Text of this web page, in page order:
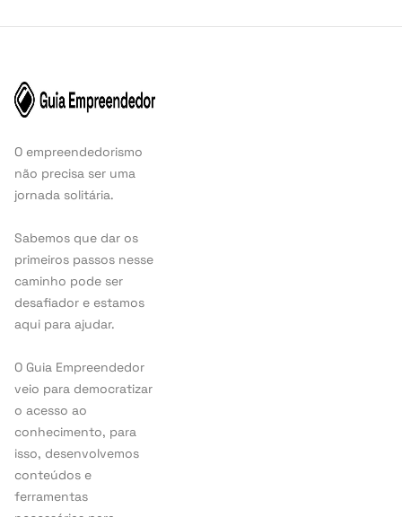
O empreendedorismo
não precisa ser uma
jornada solitária.
Sabemos que dar os
primeiros passos nesse
caminho pode ser
desafiador e estamos
aqui para ajudar.
O Guia Empreendedor
veio para democratizar
o acesso ao
conhecimento, para
isso, desenvolvemos
conteúdos e
ferramentas